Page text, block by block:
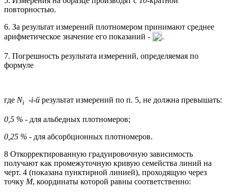
повторностью.
6. За результат измерений плотномером принимают среднее
арифметическое значение его показаний -
.
7. Погрешность результата измерений, определяемая по
формуле
где Ni -i-й результат измерений по п. 5, не должна превышать:
0,5 % - для альбедных плотномеров;
0,25 % - для абсорбционных плотномеров.
8 Откорректированную градуировочную зависимость
получают как промежуточную кривую семейства линий на
черт. 4 (показана пунктирной линией), проходящую через
точку М, координаты которой равны соответственно: